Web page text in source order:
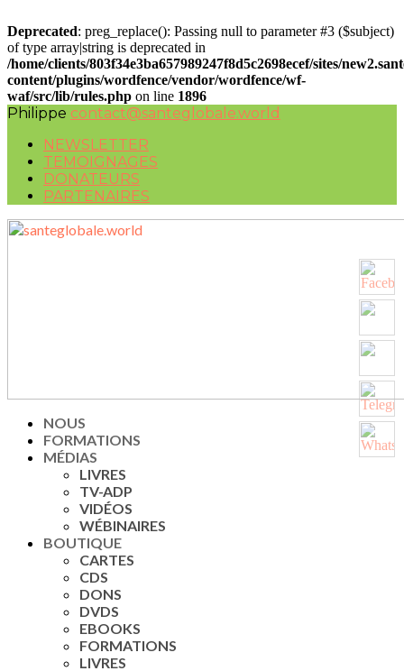
Deprecated: preg_replace(): Passing null to parameter #3 ($subject)
of type array|string is deprecated in
/home/clients/803f34e3ba657989247f8d5c2698ecef/sites/
content/plugins/wordfence/vendor/wordfence/wf-
waf/src/lib/rules.php on line 1896
Philippe contact@santeglobale.world
NEWSLETTER
TEMOIGNAGES
DONATEURS
PARTENAIRES
NOUS
FORMATIONS
MÉDIAS
LIVRES
TV-ADP
VIDÉOS
WÉBINAIRES
BOUTIQUE
CARTES
CDS
DONS
DVDS
EBOOKS
FORMATIONS
LIVRES